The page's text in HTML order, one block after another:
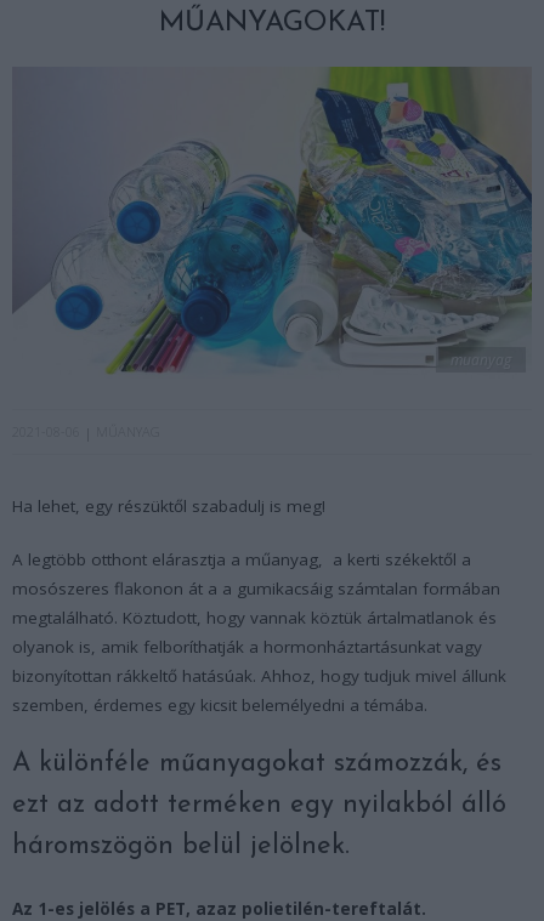
MŰANYAGOKAT!
muanyag
Ha lehet, egy részüktől szabadulj is meg!
A legtöbb otthont elárasztja a műanyag, a kerti székektől a
mosószeres flakonon át a a gumikacsáig számtalan formában
megtalálható. Köztudott, hogy vannak köztük ártalmatlanok és
olyanok is, amik felboríthatják a hormonháztartásunkat vagy
bizonyítottan rákkeltő hatásúak. Ahhoz, hogy tudjuk mivel állunk
szemben, érdemes egy kicsit belemélyedni a témába.
A különféle műanyagokat számozzák, és
ezt az adott terméken egy nyilakból álló
háromszögön belül jelölnek.
Az 1-es jelölés a PET, azaz polietilén-tereftalát.